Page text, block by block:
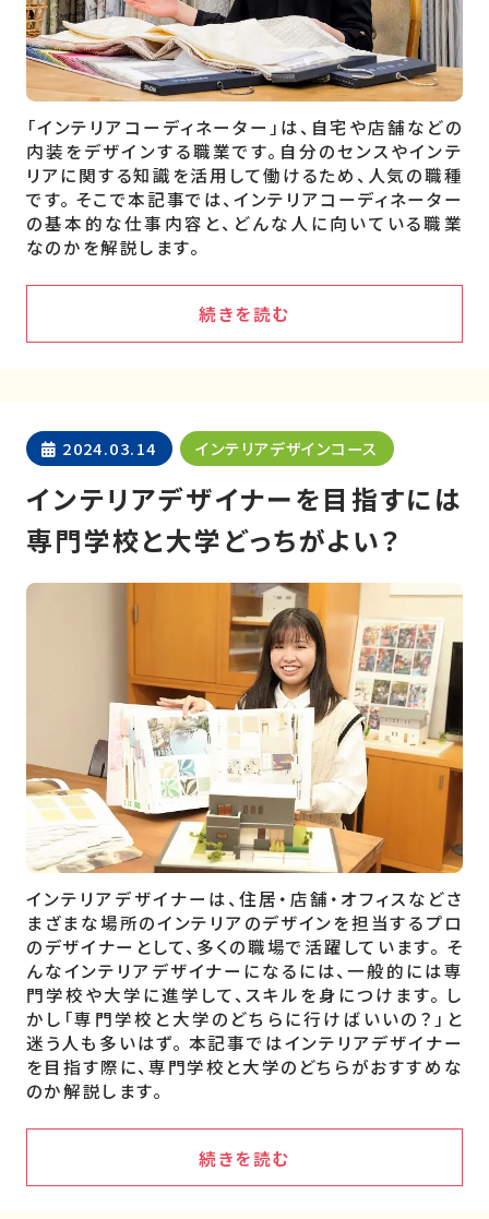
「インテリアコーディネーター」は、自宅や店舗などの
内装をデザインする職業です。自分のセンスやインテ
リアに関する知識を活用して働けるため、人気の職種
です。 そこで本記事では、インテリアコーディネーター
の基本的な仕事内容と、どんな人に向いている職業
なのかを解説します。
続きを読む
2024.03.14 インテリアデザインコース
インテリアデザイナーを目指すには
専門学校と大学どっちがよい？
インテリアデザイナーは、住居・店舗・オフィスなどさ
まざまな場所のインテリアのデザインを担当するプロ
のデザイナーとして、多くの職場で活躍しています。 そ
んなインテリアデザイナーになるには、一般的には専
門学校や大学に進学して、スキルを身につけます。 し
かし「専門学校と大学のどちらに行けばいいの？」と
迷う人も多いはず。 本記事ではインテリアデザイナー
を目指す際に、専門学校と大学のどちらがおすすめな
のか解説します。
続きを読む